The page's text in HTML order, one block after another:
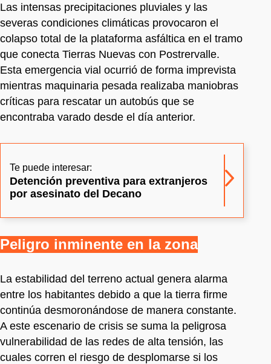
Las intensas precipitaciones pluviales y las
severas condiciones climáticas provocaron el
colapso total de la plataforma asfáltica en el tramo
que conecta Tierras Nuevas con Postrervalle.
Esta emergencia vial ocurrió de forma imprevista
mientras maquinaria pesada realizaba maniobras
críticas para rescatar un autobús que se
encontraba varado desde el día anterior.
Te puede interesar:
Detención preventiva para extranjeros
por asesinato del Decano
Peligro inminente en la zona
La estabilidad del terreno actual genera alarma
entre los habitantes debido a que la tierra firme
continúa desmoronándose de manera constante.
A este escenario de crisis se suma la peligrosa
vulnerabilidad de las redes de alta tensión, las
cuales corren el riesgo de desplomarse si los